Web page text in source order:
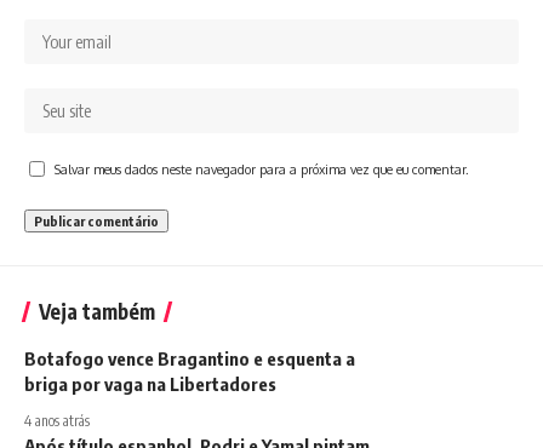
Salvar meus dados neste navegador para a próxima vez que eu comentar.
Veja também
Botafogo vence Bragantino e esquenta a
briga por vaga na Libertadores
4 anos atrás